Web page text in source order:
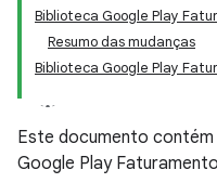
Biblioteca Google Play
Resumo das mudanças
Biblioteca Google Play
Este documento
Google Play